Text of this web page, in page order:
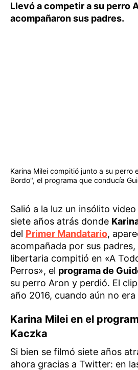
Llevó a competir a su perro
acompañaron sus padres.
Karina Milei compitió junto a su perro
Bordo", el programa que conducía
Salió a la luz un insólito
siete años atrás donde
del Primer Mandatario,
acompañada por sus
libertaria compitió en «A
Perros», el programa de
su perro Aron y perdió. El
año 2016, cuando aún no
Karina Milei en el
Kaczka
Si bien se filmó siete años
ahora gracias a Twitter: en